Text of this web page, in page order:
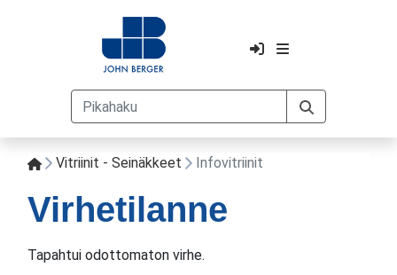
Vitriinit - Seinäkkeet Infovitriinit
Virhetilanne
Tapahtui odottomaton virhe.